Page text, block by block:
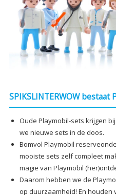
SPIKSLINTERWOW bestaat
Oude Playmobil-sets krijgen
we nieuwe sets in de doos.
Bomvol Playmobil
mooiste sets zelf compleet
magie van Playmobil
Daarom hebben we de
op duurzaamheid! En